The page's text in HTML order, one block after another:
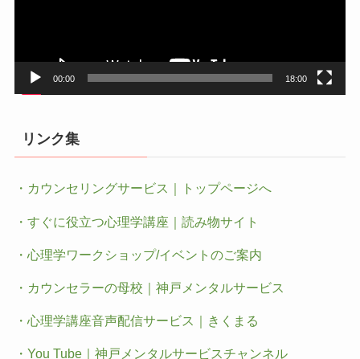
00:00 18:00
リンク集
・カウンセリングサービス｜トップページへ
・すぐに役立つ心理学講座｜読み物サイト
・心理学ワークショップ/イベントのご案内
・カウンセラーの母校｜神戸メンタルサービス
・心理学講座音声配信サービス｜きくまる
・You Tube｜神戸メンタルサービスチャンネル